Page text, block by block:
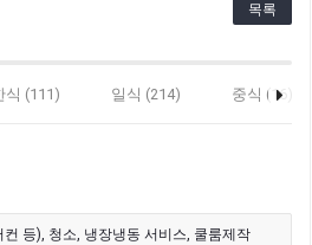
목록
식 (111) 일식 (214) 중식 (16)
등), 청소, 냉장냉동 서비스, 쿨룸제작